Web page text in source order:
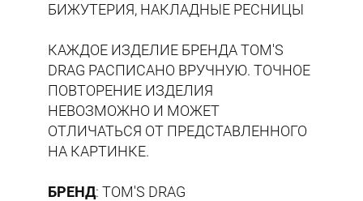
БИЖУТЕРИЯ, НАКЛАДНЫЕ РЕСНИЦЫ
КАЖДОЕ ИЗДЕЛИЕ БРЕНДА TOM'S
DRAG РАСПИСАНО ВРУЧНУЮ. ТОЧНОЕ
ПОВТОРЕНИЕ ИЗДЕЛИЯ
НЕВОЗМОЖНО И МОЖЕТ
ОТЛИЧАТЬСЯ ОТ ПРЕДСТАВЛЕННОГО
НА КАРТИНКЕ.
БРЕНД: TOM'S DRAG